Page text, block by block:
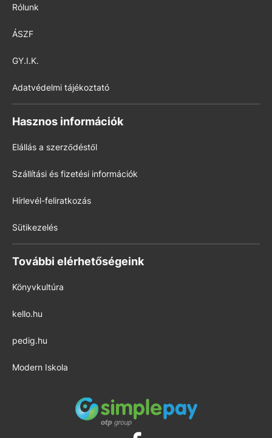
Rólunk
ÁSZF
GY.I.K.
Adatvédelmi tájékoztató
Hasznos információk
Elállás a szerződéstől
Szállítási és fizetési információk
Hírlevél-feliratkozás
Sütikezelés
További elérhetőségeink
Könyvkultúra
kello.hu
pedig.hu
Modern Iskola